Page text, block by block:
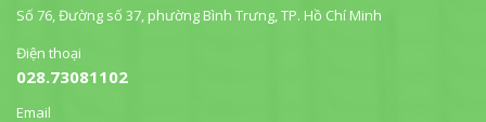
Số 76, Đường số 37, phường Bình Trưng, TP. Hồ Chí Minh
Điện thoại
028.73081102
Email